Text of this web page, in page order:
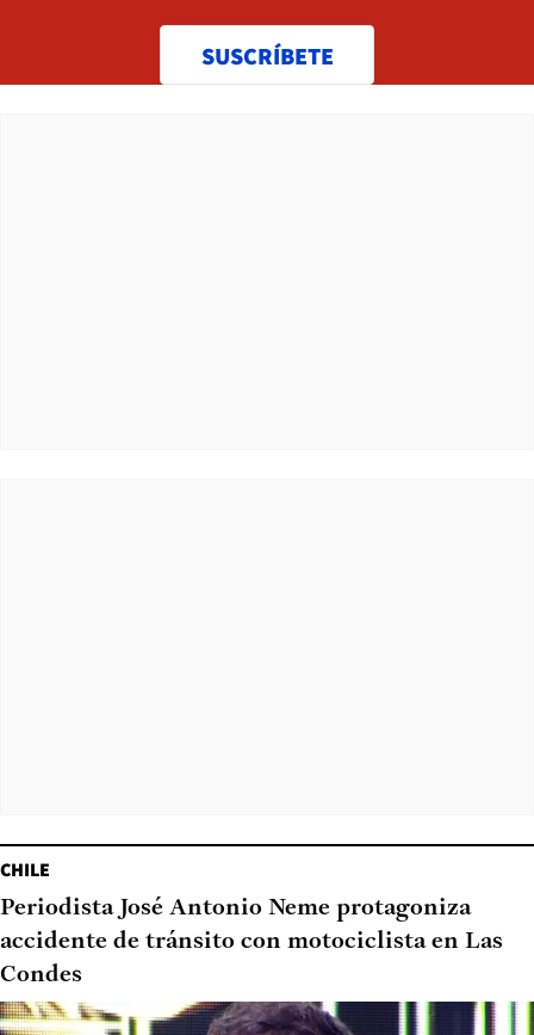
SUSCRÍBETE
CHILE
Periodista José Antonio Neme protagoniza
accidente de tránsito con motociclista en Las
Condes